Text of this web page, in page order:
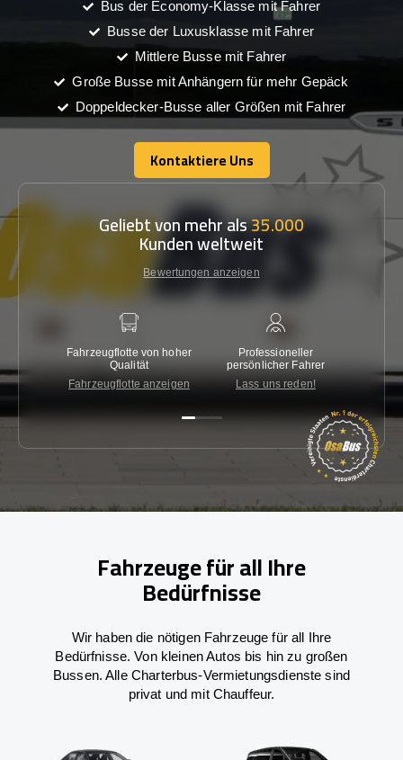
Bus der Economy-Klasse mit Fahrer
Busse der Luxusklasse mit Fahrer
Mittlere Busse mit Fahrer
Große Busse mit Anhängern für mehr Gepäck
Doppeldecker-Busse aller Größen mit Fahrer
Kontaktiere Uns
Kontaktiere Uns
Geliebt von mehr als35.000
Kunden weltweit
Bewertungen anzeigen
Fahrzeugflotte von hoher
Qualität
Fahrzeugflotte anzeigen
Professioneller
persönlicher Fahrer
Lass uns reden!
Fahrzeuge für all Ihre
Bedürfnisse
Wir haben die nötigen Fahrzeuge für all Ihre
Bedürfnisse. Von kleinen Autos bis hin zu großen
Bussen. Alle Charterbus-Vermietungsdienste sind
privat und mit Chauffeur.